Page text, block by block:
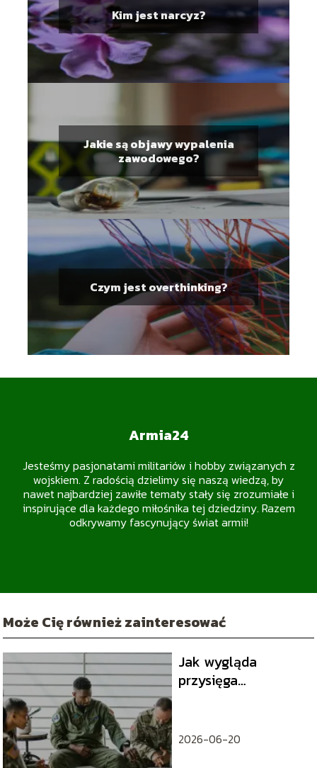
Kim jest narcyz?
Jakie są objawy wypalenia
zawodowego?
Czym jest overthinking?
Armia24
Jesteśmy pasjonatami militariów i hobby związanych z
wojskiem. Z radością dzielimy się naszą wiedzą, by
nawet najbardziej zawiłe tematy stały się zrozumiałe i
inspirujące dla każdego miłośnika tej dziedziny. Razem
odkrywamy fascynujący świat armii!
Może Cię również zainteresować
Jak wygląda
przysięga
2026-06-20